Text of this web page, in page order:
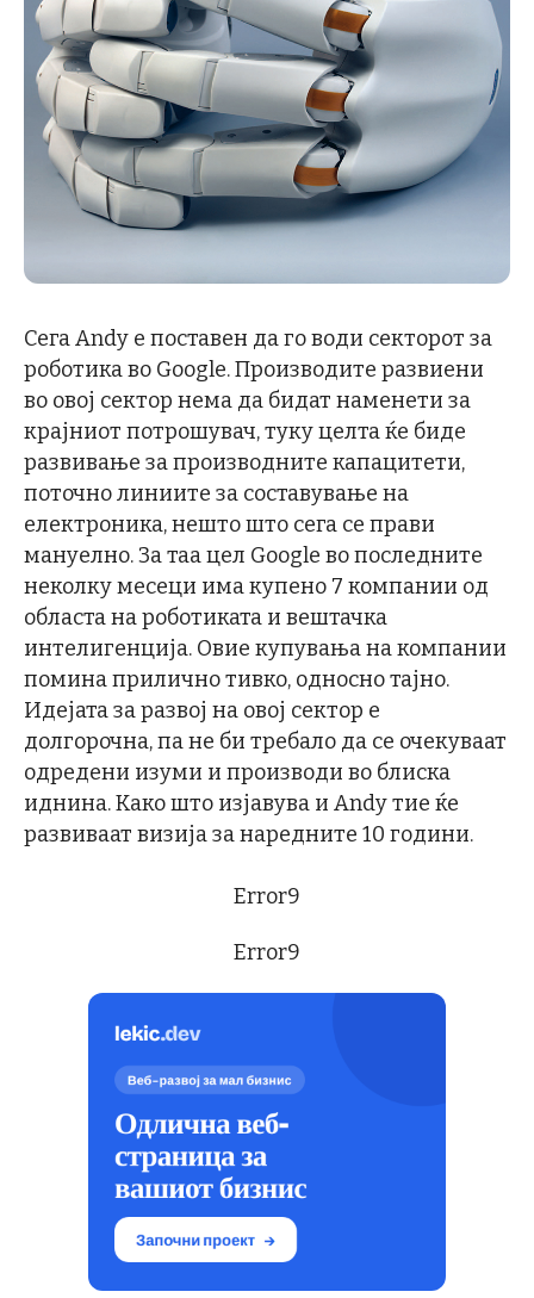
Сега Andy е поставен да го води секторот за
роботика во Google. Производите развиени
во овој сектор нема да бидат наменети за
крајниот потрошувач, туку целта ќе биде
развивање за производните капацитети,
поточно линиите за составување на
електроника, нешто што сега се прави
мануелно. За таа цел Google во последните
неколку месеци има купено 7 компании од
областа на роботиката и вештачка
интелигенција. Овие купувања на компании
помина прилично тивко, односно тајно.
Идејата за развој на овој сектор е
долгорочна, па не би требало да се очекуваат
одредени изуми и производи во блиска
иднина. Како што изјавува и Andy тие ќе
развиваат визија за наредните 10 години.
Error9
Error9